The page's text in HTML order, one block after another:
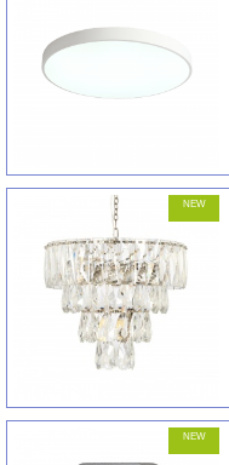
NEW
NEW